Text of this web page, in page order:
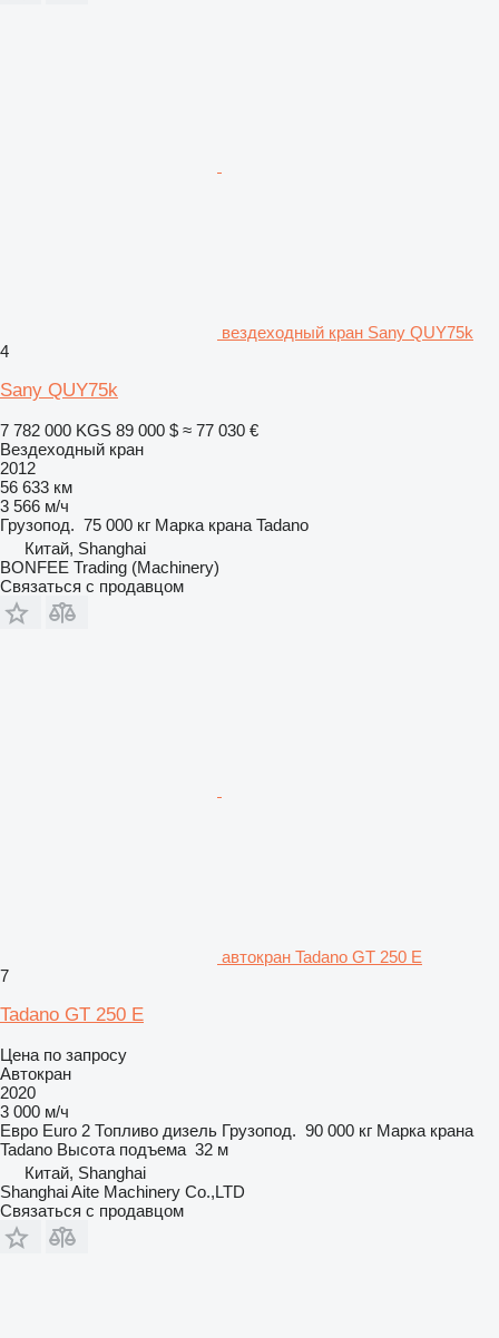
вездеходный кран Sany QUY75k
4
Sany QUY75k
7 782 000 KGS 89 000 $ ≈ 77 030 €
Вездеходный кран
2012
56 633 км
3 566 м/ч
Грузопод. 75 000 кг Марка крана Tadano
Китай, Shanghai
BONFEE Trading (Machinery)
Связаться с продавцом
автокран Tadano GT 250 E
7
Tadano GT 250 E
Цена по запросу
Автокран
2020
3 000 м/ч
Евро Euro 2 Топливо дизель Грузопод. 90 000 кг Марка крана
Tadano Высота подъема 32 м
Китай, Shanghai
Shanghai Aite Machinery Co.,LTD
Связаться с продавцом